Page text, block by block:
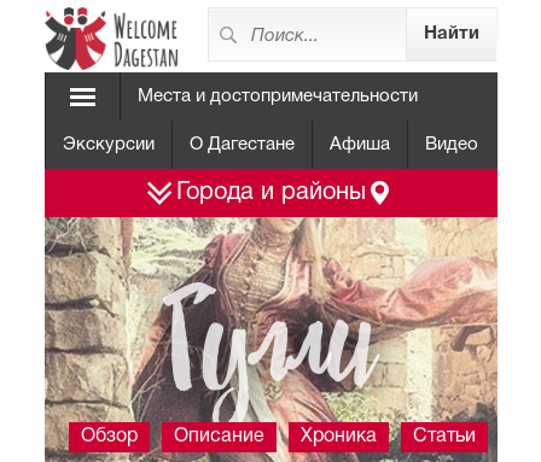
Места и достопримечательности
Экскурсии О Дагестане Афиша Видео
Города и районы
Гулли
Обзор Описание Хроника Статьи